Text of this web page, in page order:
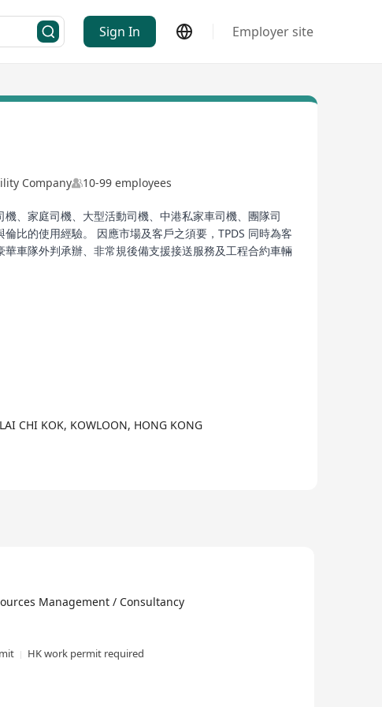
Sign In Employer site
Company 10-99 employees
、家庭司機、大型活動司機、中港私家車司機、團隊司
比的使用經驗。 因應市場及客戶之須要，TPDS 同時為客
車隊外判承辦、非常規後備支援接送服務及工程合約車輛
CHI KOK, KOWLOON, HONG KONG
Management / Consultancy
HK work permit required